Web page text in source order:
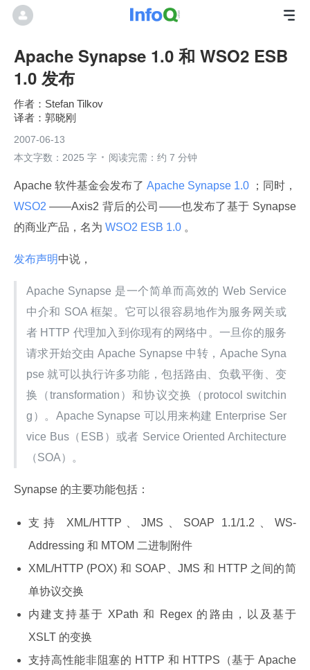
Apache Synapse 1.0 和 WSO2 ESB
1.0 发布
Stefan Tilkov
郭晓刚
2007-06-13
本文字数：2025 字
阅读完需：约 7 分钟
Apache 软件基金会发布了 Apache Synapse 1.0
；同时，
WSO2 ——Axis2 背后的公司——也发布了基于 Synapse
的商业产品，名为 WSO2 ESB 1.0 。
发布声明中说，
Apache Synapse 是一个简单而高效的 Web Service
中介和 SOA 框架。它可以很容易地作为服务网关或
者 HTTP 代理加入到你现有的网络中。一旦你的服务
请求开始交由 Apache Synapse 中转，Apache Syna
pse 就可以执行许多功能，包括路由、负载平衡、变
换（transformation）和协议交换（protocol switchin
g）。Apache Synapse 可以用来构建 Enterprise Ser
vice Bus（ESB）或者 Service Oriented Architecture
（SOA）。
Synapse 的主要功能包括：
支持 XML/HTTP、JMS、SOAP 1.1/1.2、WS-
Addressing 和 MTOM 二进制附件
XML/HTTP (POX) 和 SOAP、JMS 和 HTTP 之间的简
单协议交换
内建支持基于 XPath 和 Regex 的路由，以及基于
XSLT 的变换
支持高性能非阻塞的 HTTP 和 HTTPS（基于 Apache